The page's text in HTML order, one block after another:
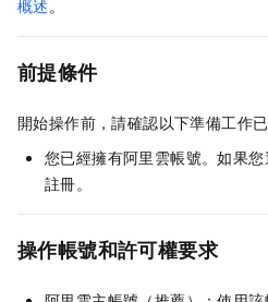
概述。
前提條件
開始操作前，請確認以下準備工作已
您已經擁有阿里雲帳號。如果
註冊。
操作帳號和許可權要求